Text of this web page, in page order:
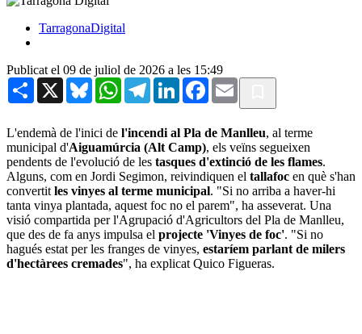
TarragonaDigital
Publicat el 09 de juliol de 2026 a les 15:49
Share X BlueskyWhatsAppTelegramLinkedInFacebook
Email
L'endemà de l'inici de l'incendi al Pla de Manlleu, al terme
municipal d'Aiguamúrcia (Alt Camp), els veïns segueixen
pendents de l'evolució de les tasques d'extinció de les flames.
Alguns, com en Jordi Segimon, reivindiquen el tallafoc en què s'han
convertit les vinyes al terme municipal. "Si no arriba a haver-hi
tanta vinya plantada, aquest foc no el parem", ha asseverat. Una
visió compartida per l'Agrupació d'Agricultors del Pla de Manlleu,
que des de fa anys impulsa el projecte 'Vinyes de foc'. "Si no
hagués estat per les franges de vinyes, estaríem parlant de milers
d'hectàrees cremades", ha explicat Quico Figueras.